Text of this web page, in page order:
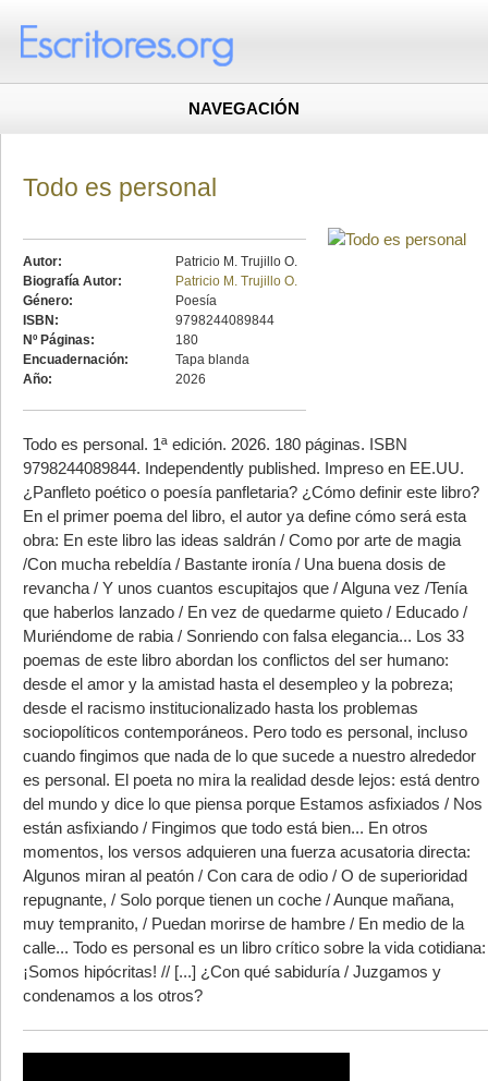
NAVEGACIÓN
Todo es personal
Autor:
Patricio M. Trujillo O.
Biografía Autor:
Patricio M. Trujillo O.
Género:
Poesía
ISBN:
9798244089844
Nº Páginas:
180
Encuadernación:
Tapa blanda
Año:
2026
Todo es personal. 1ª edición. 2026. 180 páginas. ISBN
9798244089844. Independently published. Impreso en EE.UU.
¿Panfleto poético o poesía panfletaria? ¿Cómo definir este libro?
En el primer poema del libro, el autor ya define cómo será esta
obra: En este libro las ideas saldrán / Como por arte de magia
/Con mucha rebeldía / Bastante ironía / Una buena dosis de
revancha / Y unos cuantos escupitajos que / Alguna vez /Tenía
que haberlos lanzado / En vez de quedarme quieto / Educado /
Muriéndome de rabia / Sonriendo con falsa elegancia... Los 33
poemas de este libro abordan los conflictos del ser humano:
desde el amor y la amistad hasta el desempleo y la pobreza;
desde el racismo institucionalizado hasta los problemas
sociopolíticos contemporáneos. Pero todo es personal, incluso
cuando fingimos que nada de lo que sucede a nuestro alrededor
es personal. El poeta no mira la realidad desde lejos: está dentro
del mundo y dice lo que piensa porque Estamos asfixiados / Nos
están asfixiando / Fingimos que todo está bien... En otros
momentos, los versos adquieren una fuerza acusatoria directa:
Algunos miran al peatón / Con cara de odio / O de superioridad
repugnante, / Solo porque tienen un coche / Aunque mañana,
muy tempranito, / Puedan morirse de hambre / En medio de la
calle... Todo es personal es un libro crítico sobre la vida cotidiana:
¡Somos hipócritas! // [...] ¿Con qué sabiduría / Juzgamos y
condenamos a los otros?